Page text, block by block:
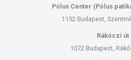
Pólus Center (Pólus
1152 Budapest,
Rákóczi út
1072 Budapest,